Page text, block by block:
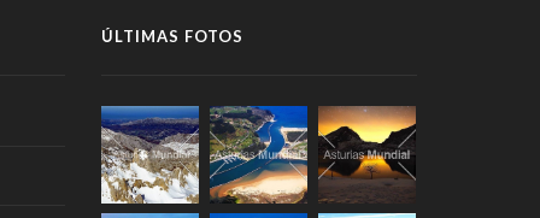
ÚLTIMAS FOTOS